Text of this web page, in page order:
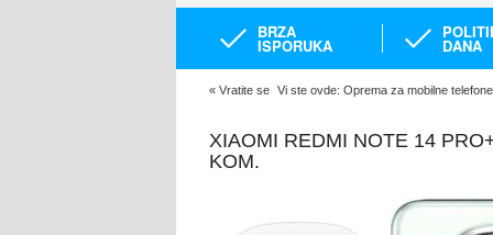
BRZA
ISPORUKA DANA
« Vratite se Vi ste ovde: Oprema za mobilne telefone
XIAOMI REDMI NOTE 14
KOM.